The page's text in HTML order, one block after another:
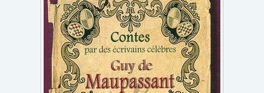
Подаръци
Промоции